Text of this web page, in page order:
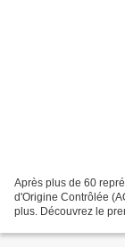
Après plus de 60
d'Origine Contrôlée
plus. Découvrez le